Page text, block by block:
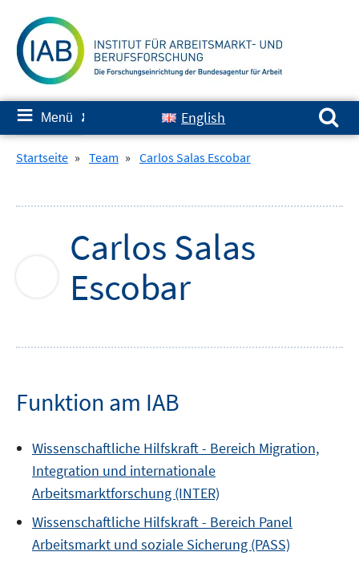
zum
Inhalt
≡ Menü ✘ English
Suchen nach:
Startseite » Team » Carlos Salas Escobar
Carlos Salas
Escobar
Funktion am IAB
Wissenschaftliche Hilfskraft - Bereich Migration,
Integration und internationale
Arbeitsmarktforschung (INTER)
Wissenschaftliche Hilfskraft - Bereich Panel
Arbeitsmarkt und soziale Sicherung (PASS)